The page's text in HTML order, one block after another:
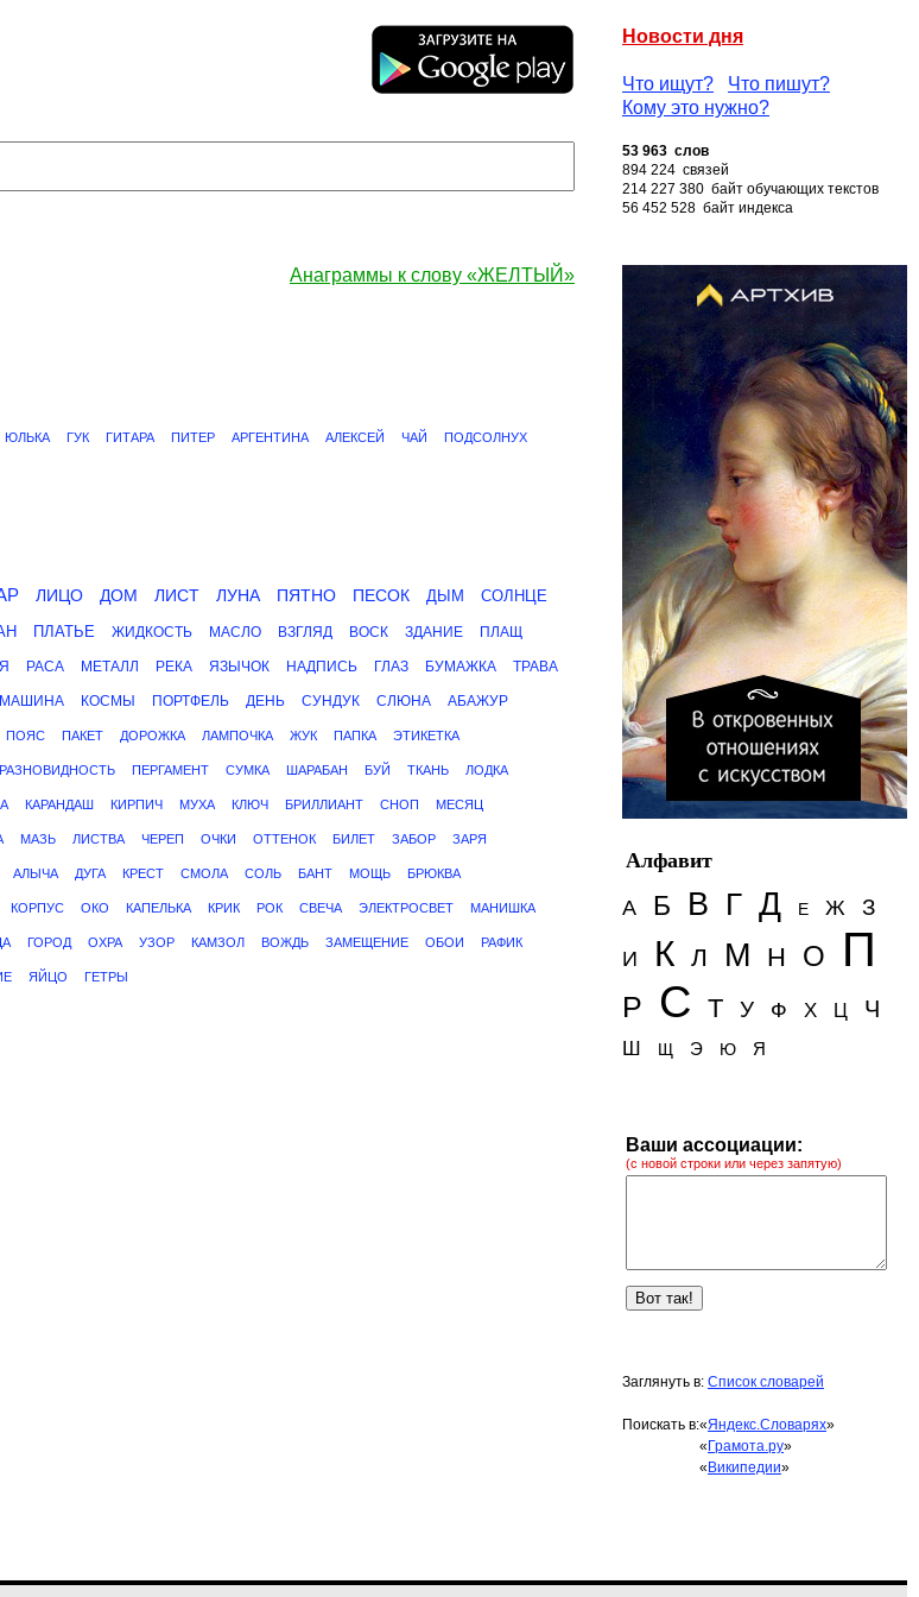
Новости дня
Что ищут?
Что пишут?
Кому это нужно?
53 963 слов
894 224 связей
214 227 380 байт обучающих текстов
56 452 528 байт индекса
Анаграммы к слову «ЖЕЛТЫЙ»
ЮЛЬКА ГУК ГИТАРА ПИТЕР АРГЕНТИНА АЛЕКСЕЙ ЧАЙ ПОДСОЛНУХ
ЛИЦО ДОМ ЛИСТ ЛУНА ПЯТНО ПЕСОК ДЫМ
СОЛНЦЕ
ПЛАТЬЕ ЖИДКОСТЬ МАСЛО ВЗГЛЯД ВОСК ЗДАНИЕ ПЛАЩ
РАСА МЕТАЛЛ РЕКА ЯЗЫЧОК НАДПИСЬ ГЛАЗ БУМАЖКА ТРАВА
МАШИНА КОСМЫ ПОРТФЕЛЬ ДЕНЬ СУНДУК СЛЮНА АБАЖУР
ПОЯС ПАКЕТ ДОРОЖКА ЛАМПОЧКА ЖУК ПАПКА ЭТИКЕТКА
РАЗНОВИДНОСТЬ ПЕРГАМЕНТ СУМКА ШАРАБАН БУЙ ТКАНЬ ЛОДКА
КАРАНДАШ КИРПИЧ МУХА КЛЮЧ БРИЛЛИАНТ СНОП МЕСЯЦ
МАЗЬ ЛИСТВА ЧЕРЕП ОЧКИ ОТТЕНОК БИЛЕТ ЗАБОР ЗАРЯ
АЛЫЧА ДУГА КРЕСТ СМОЛА СОЛЬ БАНТ МОЩЬ БРЮКВА
КОРПУС ОКО КАПЕЛЬКА КРИК РОК СВЕЧА ЭЛЕКТРОСВЕТ МАНИШКА
ГОРОД ОХРА УЗОР КАМЗОЛ ВОЖДЬ ЗАМЕЩЕНИЕ ОБОИ РАФИК
ЯЙЦО ГЕТРЫ
Алфавит
А
Б В Г Д Е Ж З
И К Л М Н О П
Р С Т У Ф Х Ц Ч
Ш Щ Э Ю Я
Ваши ассоциации:
(с новой строки или через запятую)
Заглянуть в: Список словарей
Поискать в:«Яндекс.Словарях»
« Грамота.ру»
« Википедии»